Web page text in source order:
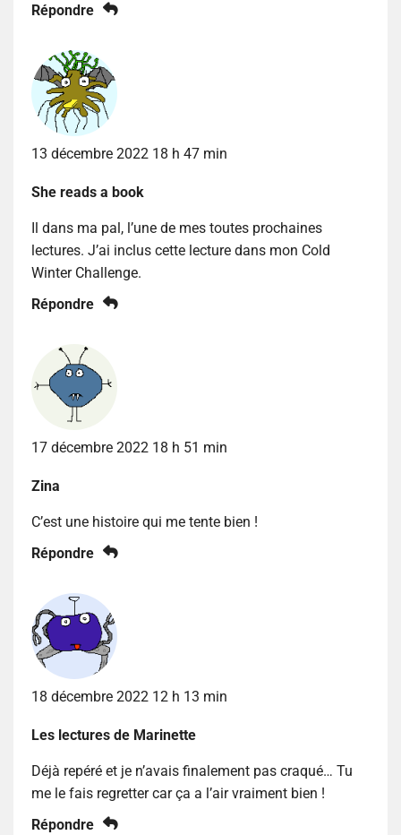
Répondre
13 décembre 2022 18 h 47 min
She reads a book
Il dans ma pal, l’une de mes toutes prochaines
lectures. J’ai inclus cette lecture dans mon Cold
Winter Challenge.
Répondre
17 décembre 2022 18 h 51 min
Zina
C’est une histoire qui me tente bien !
Répondre
18 décembre 2022 12 h 13 min
Les lectures de Marinette
Déjà repéré et je n’avais finalement pas craqué… Tu
me le fais regretter car ça a l’air vraiment bien !
Répondre